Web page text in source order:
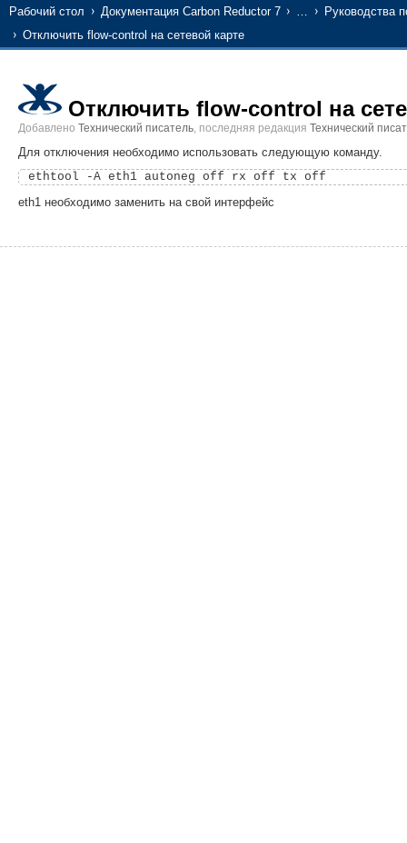
Рабочий стол Документация Carbon Reductor 7 …
Руководства
Отключить flow-control на сетевой карте
Отключить flow-control на
Добавлено Технический писатель, последняя редакция Технический
Для отключения необходимо использовать следующую команду.
eth1 необходимо заменить на свой интерфейс